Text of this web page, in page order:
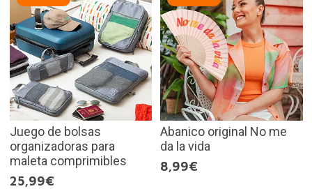
Juego de bolsas
organizadoras para
maleta comprimibles
25,99€
Abanico original No me
da la vida
8,99€